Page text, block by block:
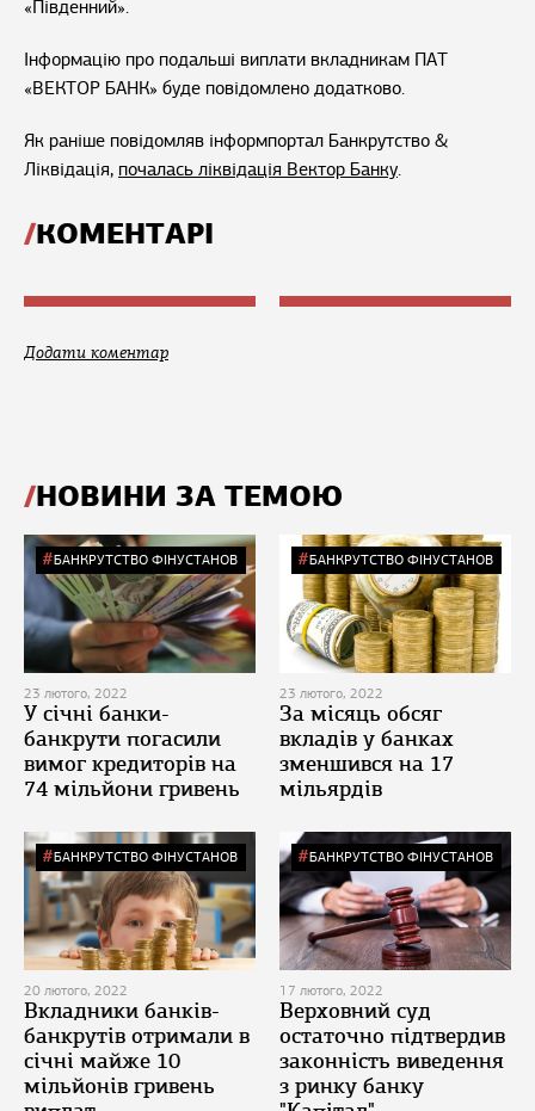
«Південний».
Інформацію про подальші виплати вкладникам ПАТ
«ВЕКТОР БАНК» буде повідомлено додатково.
Як раніше повідомляв інформпортал Банкрутство &
Ліквідація, почалась ліквідація Вектор Банку.
КОМЕНТАРІ
Додати коментар
НОВИНИ ЗА ТЕМОЮ
БАНКРУТСТВО ФІНУСТАНОВ
23 лютого, 2022
У січні банки-
банкрути погасили
вимог кредиторів на
74 мільйони гривень
БАНКРУТСТВО ФІНУСТАНОВ
23 лютого, 2022
За місяць обсяг
вкладів у банках
зменшився на 17
мільярдів
БАНКРУТСТВО ФІНУСТАНОВ
20 лютого, 2022
Вкладники банків-
банкрутів отримали в
січні майже 10
мільйонів гривень
БАНКРУТСТВО ФІНУСТАНОВ
17 лютого, 2022
Верховний суд
остаточно підтвердив
законність виведення
з ринку банку